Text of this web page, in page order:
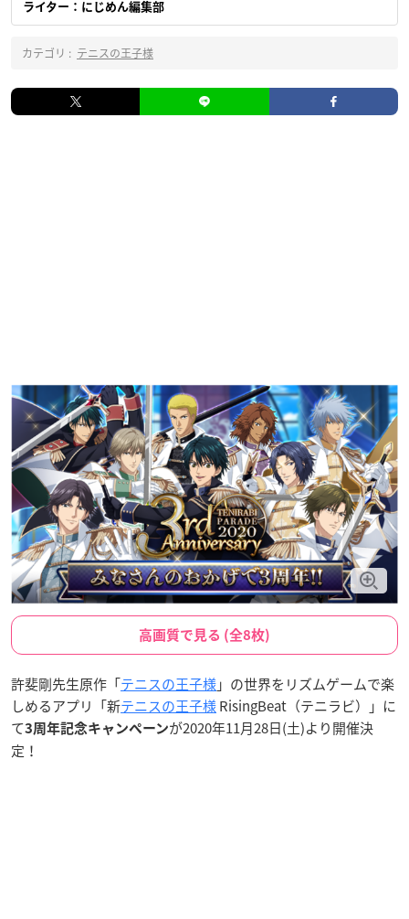
ライター：にじめん編集部
カテゴリ : テニスの王子様
高画質で見る (全8枚)
許斐剛先生原作「テニスの王子様」の世界をリズムゲームで楽
しめるアプリ「新テニスの王子様RisingBeat（テニラビ）」に
て3周年記念キャンペーンが2020年11月28日(土)より開催決
定！